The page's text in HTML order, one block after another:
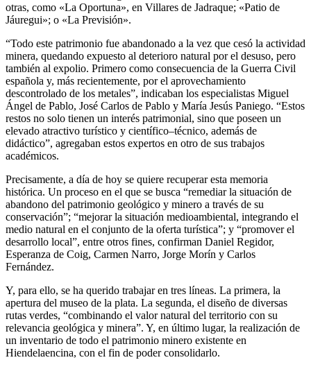
otras, como «La Oportuna», en Villares de Jadraque; «Patio de
Jáuregui»; o «La Previsión».
“Todo este patrimonio fue abandonado a la vez que cesó la actividad
minera, quedando expuesto al deterioro natural por el desuso, pero
también al expolio. Primero como consecuencia de la Guerra Civil
española y, más recientemente, por el aprovechamiento
descontrolado de los metales”, indicaban los especialistas Miguel
Ángel de Pablo, José Carlos de Pablo y María Jesús Paniego. “Estos
restos no solo tienen un interés patrimonial, sino que poseen un
elevado atractivo turístico y científico–técnico, además de
didáctico”, agregaban estos expertos en otro de sus trabajos
académicos.
Precisamente, a día de hoy se quiere recuperar esta memoria
histórica. Un proceso en el que se busca “remediar la situación de
abandono del patrimonio geológico y minero a través de su
conservación”; “mejorar la situación medioambiental, integrando el
medio natural en el conjunto de la oferta turística”; y “promover el
desarrollo local”, entre otros fines, confirman Daniel Regidor,
Esperanza de Coig, Carmen Narro, Jorge Morín y Carlos
Fernández.
Y, para ello, se ha querido trabajar en tres líneas. La primera, la
apertura del museo de la plata. La segunda, el diseño de diversas
rutas verdes, “combinando el valor natural del territorio con su
relevancia geológica y minera”. Y, en último lugar, la realización de
un inventario de todo el patrimonio minero existente en
Hiendelaencina, con el fin de poder consolidarlo.